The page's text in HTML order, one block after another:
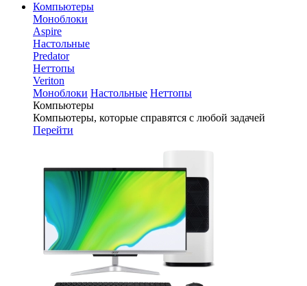
Компьютеры
Моноблоки
Aspire
Настольные
Predator
Неттопы
Veriton
Моноблоки Настольные Неттопы
Компьютеры
Компьютеры, которые справятся с любой задачей
Перейти